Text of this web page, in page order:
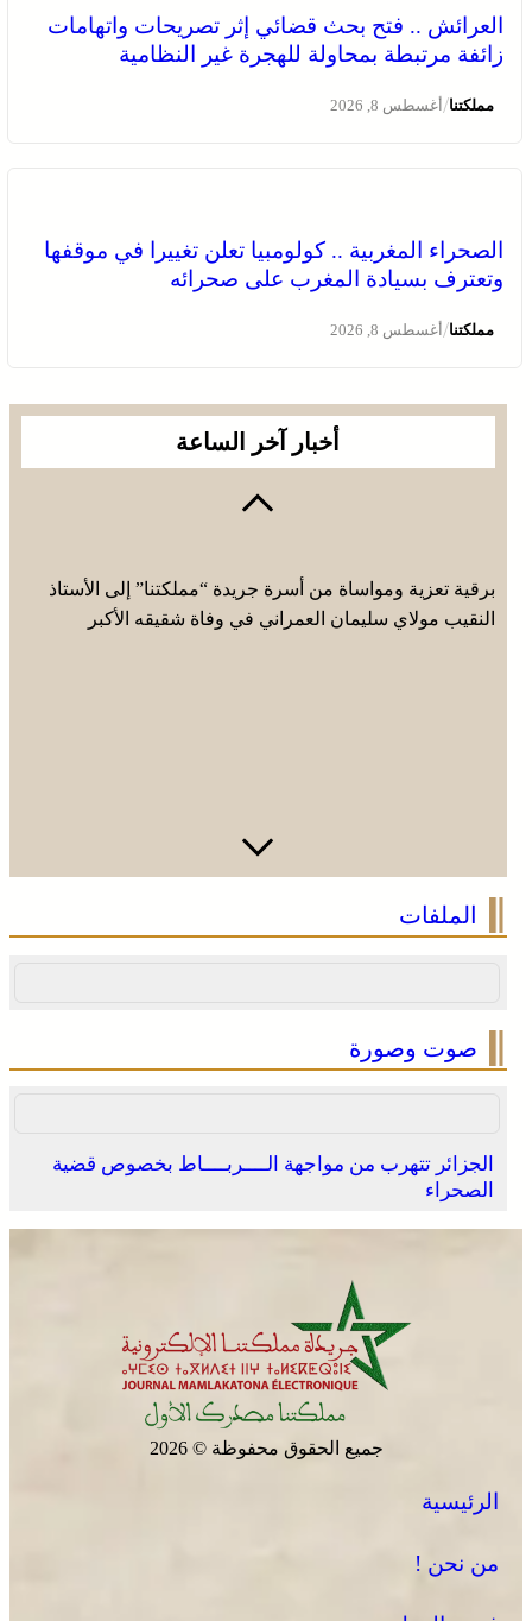
العرائش .. فتح بحث قضائي إثر تصريحات واتهامات
زائفة مرتبطة بمحاولة للهجرة غير النظامية
مملكتنا/أغسطس 8, 2026
الصحراء المغربية .. كولومبيا تعلن تغييرا في موقفها
وتعترف بسيادة المغرب على صحرائه
مملكتنا/أغسطس 8, 2026
أخبار آخر الساعة
برقية تعزية ومواساة من أسرة جريدة “مملكتنا” إلى الأستاذ
النقيب مولاي سليمان العمراني في وفاة شقيقه الأكبر
الملفات
صوت وصورة
الجزائر تتهرب من مواجهة الــــربــــاط بخصوص قضية
الصحراء
جميع الحقوق محفوظة © 2026
الرئيسية
من نحن !